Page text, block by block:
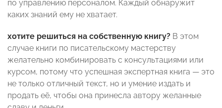
по управлению персоналом. Каждый обнаружит
каких знаний ему не хватает.
хотите решиться на собственную книгу? В этом
случае книги по писательскому мастерству
желательно комбинировать с консультациями или
курсом, потому что успешная экспертная книга — это
не только отличный текст, но и умение издать и
продать её, чтобы она принесла автору желанные